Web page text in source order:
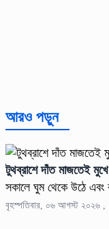
আরও পড়ুন
টুথব্রাশে দাঁত মাজতেই
সকালে ঘুম থেকে উঠে এবং
বৃহস্পতিবার, ০৬ আগস্ট ২০২৬ ,